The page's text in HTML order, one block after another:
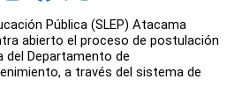
Pública (SLEP) Atacama
abierto el proceso de postulación
del Departamento de
a través del sistema de